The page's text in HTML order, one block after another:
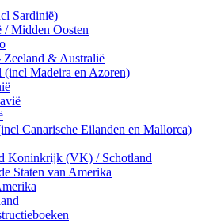
Sardinië)
/ Midden Oosten
& Australië
(incl Madeira en Azoren)
Canarische Eilanden en Mallorca)
Koninkrijk (VK) / Schotland
Staten van Amerika